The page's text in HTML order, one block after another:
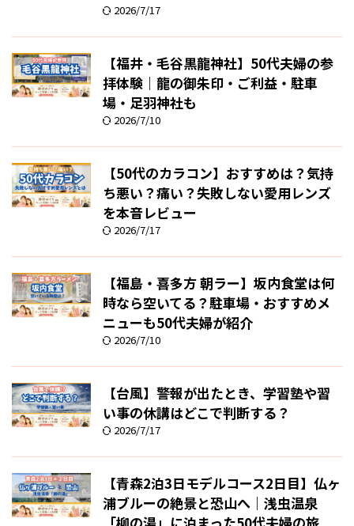
2026/7/17
【福井・毛谷黒龍神社】50代夫婦の参
拝体験｜龍の御朱印・ご利益・駐車
場・足羽神社も
2026/7/10
【50代のカラコン】おすすめは？気持
ち悪い？痛い？失敗しない愛用レンズ
を本音レビュー
2026/7/17
【福島・喜多方 朝ラー】坂内食堂は何
時なら空いてる？駐車場・おすすめメ
ニューも50代夫婦が紹介
2026/7/10
【台風】警報が出たとき、学習塾や習
い事の休講はどこで判断する？
2026/7/17
【青森2泊3日モデルコース2日目】仏ヶ
浦ブルーの絶景と恐山へ｜浅虫温泉